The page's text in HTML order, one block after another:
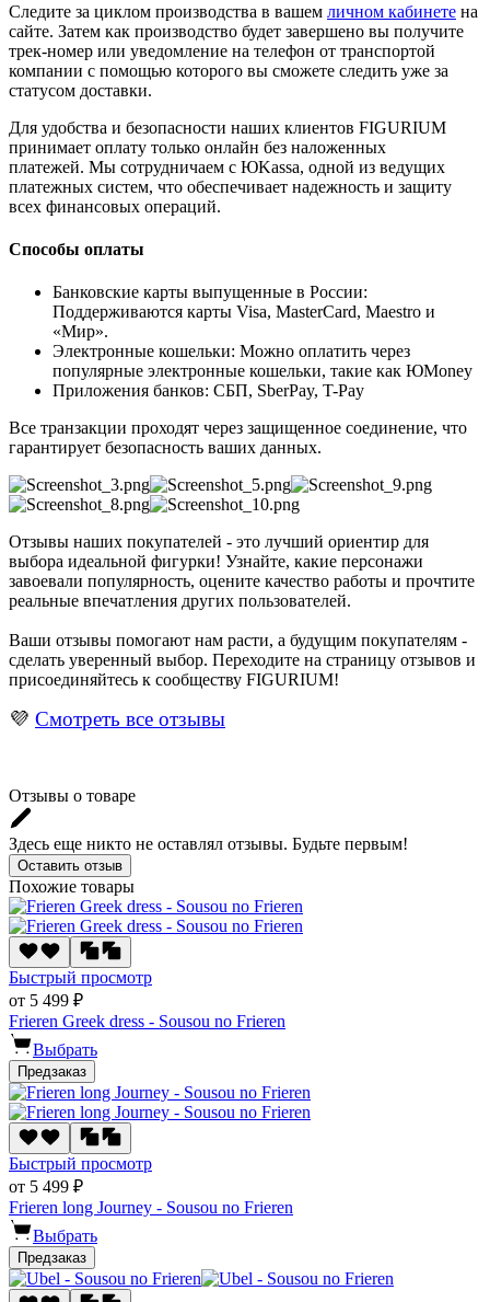
Следите за циклом производства в вашем личном кабинете на
сайте. Затем как производство будет завершено вы получите
трек-номер или уведомление на телефон от транспортой
компании с помощью которого вы сможете следить уже за
статусом доставки.
Для удобства и безопасности наших клиентов FIGURIUM
принимает оплату только онлайн без наложенных
платежей. Мы сотрудничаем с ЮKassa, одной из ведущих
платежных систем, что обеспечивает надежность и защиту
всех финансовых операций.
Способы оплаты
Банковские карты выпущенные в России:
Поддерживаются карты Visa, MasterCard, Maestro и
«Мир».
Электронные кошельки: Можно оплатить через
популярные электронные кошельки, такие как ЮMoney
Приложения банков: СБП, SberPay, T-Pay
Все транзакции проходят через защищенное соединение, что
гарантирует безопасность ваших данных.
Отзывы наших покупателей - это лучший ориентир для
выбора идеальной фигурки! Узнайте, какие персонажи
завоевали популярность, оцените качество работы и прочтите
реальные впечатления других пользователей.
Ваши отзывы помогают нам расти, а будущим покупателям -
сделать уверенный выбор. Переходите на страницу отзывов и
присоединяйтесь к сообществу FIGURIUM!
💜 Смотреть все отзывы
Отзывы о товаре
Здесь еще никто не оставлял отзывы. Будьте первым!
Оставить отзыв
Похожие товары
Быстрый просмотр
от 5 499 ₽
Frieren Greek dress - Sousou no Frieren
Выбрать
Предзаказ
Быстрый просмотр
от 5 499 ₽
Frieren long Journey - Sousou no Frieren
Выбрать
Предзаказ